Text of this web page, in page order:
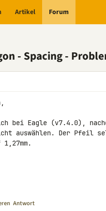
Artikel Forum
- Spacing -
bei Eagle (v7.4.0),
auswählen. Der Pfeil
Antwort